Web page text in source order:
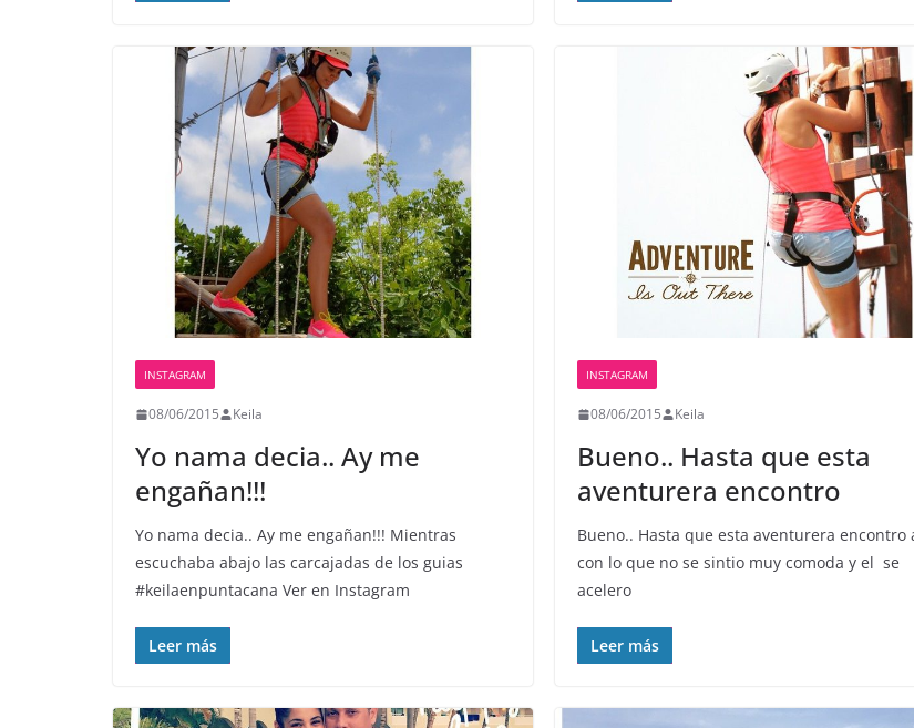
INSTAGRAM
08/06/2015 Keila
Yo nama decia.. Ay me
engañan!!!
Yo nama decia.. Ay me engañan!!! Mientras
escuchaba abajo las carcajadas de los guias
#keilaenpuntacana Ver en Instagram
Leer más
INSTAGRAM
08/06/2015 Keila
Bueno.. Hasta que esta
aventurera encontro
Bueno.. Hasta que esta aventurera encontro
con lo que no se sintio muy comoda y el ️ se
acelero
Leer más